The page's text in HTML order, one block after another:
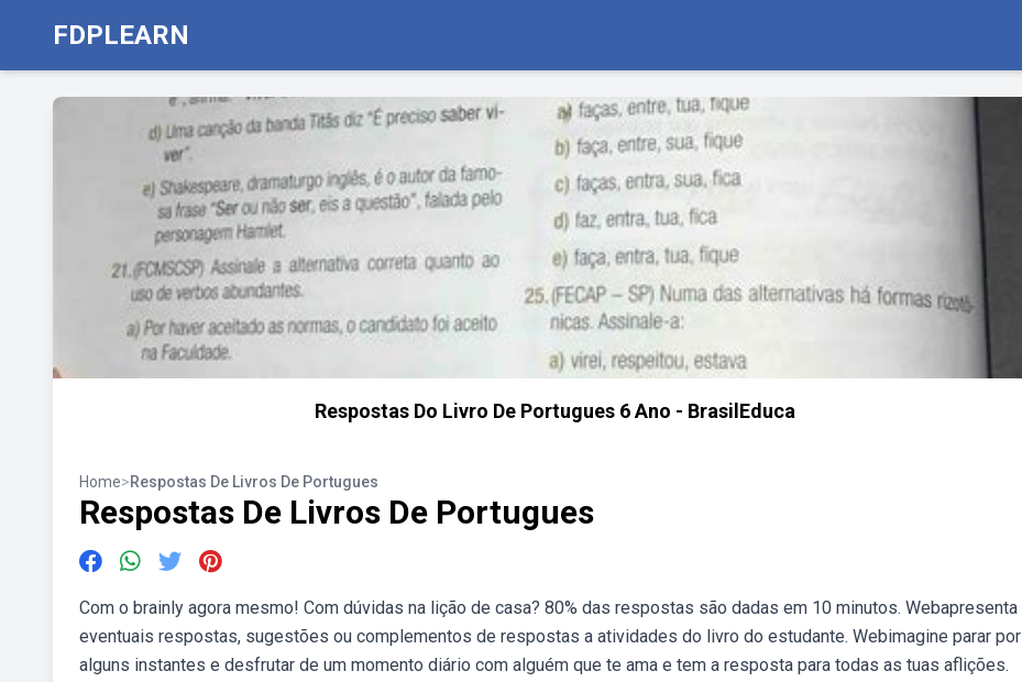
FDPLEARN
Respostas Do Livro De Portugues 6 Ano - BrasilEduca
Home>Respostas De Livros De Portugues
Respostas De Livros De Portugues
Com o brainly agora mesmo! Com dúvidas na lição de casa? 80% das respostas são dadas em 10 minutos. Webapresenta
eventuais respostas, sugestões ou complementos de respostas a atividades do livro do estudante. Webimagine parar por
alguns instantes e desfrutar de um momento diário com alguém que te ama e tem a resposta para todas as tuas aflições.